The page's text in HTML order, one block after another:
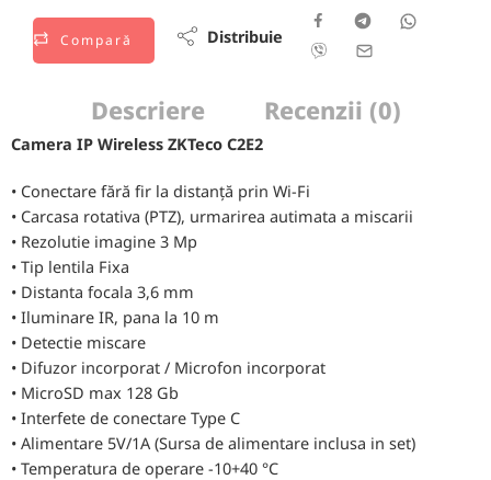
Compară Distribuie
Descriere Recenzii (0)
Camera IP Wireless ZKTeco C2E2
• Conectare fără fir la distanță prin Wi-Fi
• Carcasa rotativa (PTZ), urmarirea autimata a miscarii
• Rezolutie imagine 3 Mp
• Tip lentila Fixa
• Distanta focala 3,6 mm
• Iluminare IR, pana la 10 m
• Detectie miscare
• Difuzor incorporat / Microfon incorporat
• MicroSD max 128 Gb
• Interfete de conectare Type C
• Alimentare 5V/1A (Sursa de alimentare inclusa in set)
• Temperatura de operare -10+40 °C